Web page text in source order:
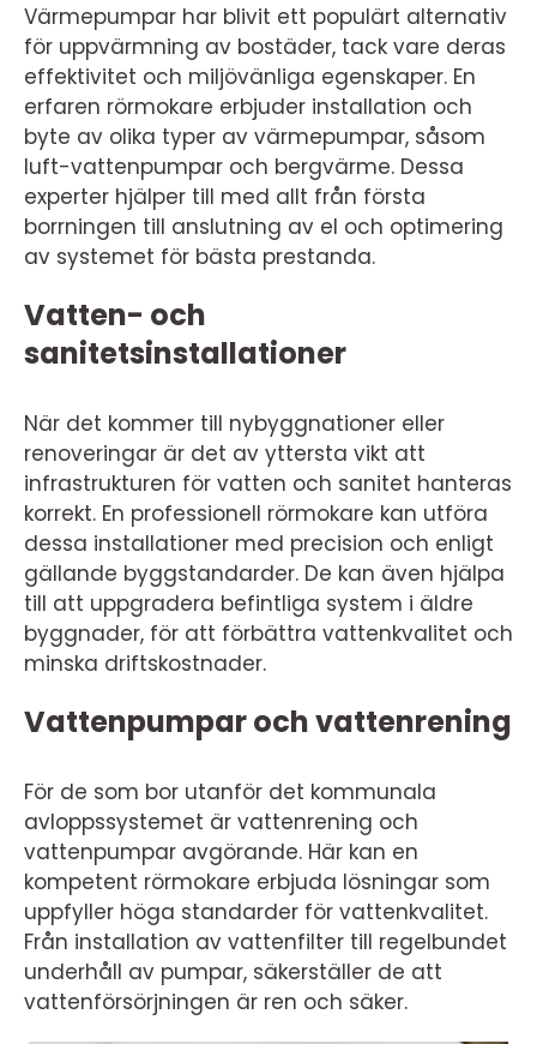
Värmepumpar har blivit ett populärt alternativ
för uppvärmning av bostäder, tack vare deras
effektivitet och miljövänliga egenskaper. En
erfaren rörmokare erbjuder installation och
byte av olika typer av värmepumpar, såsom
luft-vattenpumpar och bergvärme. Dessa
experter hjälper till med allt från första
borrningen till anslutning av el och optimering
av systemet för bästa prestanda.
Vatten- och
sanitetsinstallationer
När det kommer till nybyggnationer eller
renoveringar är det av yttersta vikt att
infrastrukturen för vatten och sanitet hanteras
korrekt. En professionell rörmokare kan utföra
dessa installationer med precision och enligt
gällande byggstandarder. De kan även hjälpa
till att uppgradera befintliga system i äldre
byggnader, för att förbättra vattenkvalitet och
minska driftskostnader.
Vattenpumpar och vattenrening
För de som bor utanför det kommunala
avloppssystemet är vattenrening och
vattenpumpar avgörande. Här kan en
kompetent rörmokare erbjuda lösningar som
uppfyller höga standarder för vattenkvalitet.
Från installation av vattenfilter till regelbundet
underhåll av pumpar, säkerställer de att
vattenförsörjningen är ren och säker.